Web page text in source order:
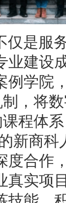
仅是服
业建设
例学院
，将
程体
新商
度合作
真实项